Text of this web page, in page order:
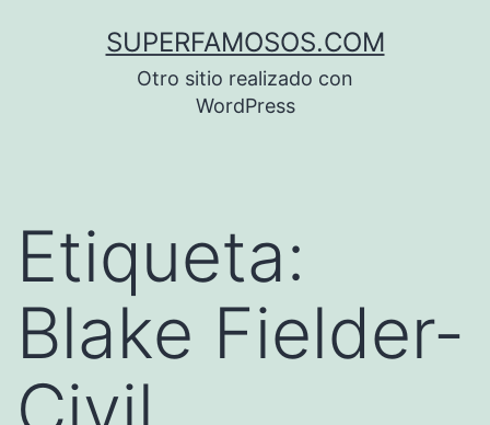
SUPERFAMOSOS.COM
Otro sitio realizado con
WordPress
Etiqueta:
Blake Fielder-